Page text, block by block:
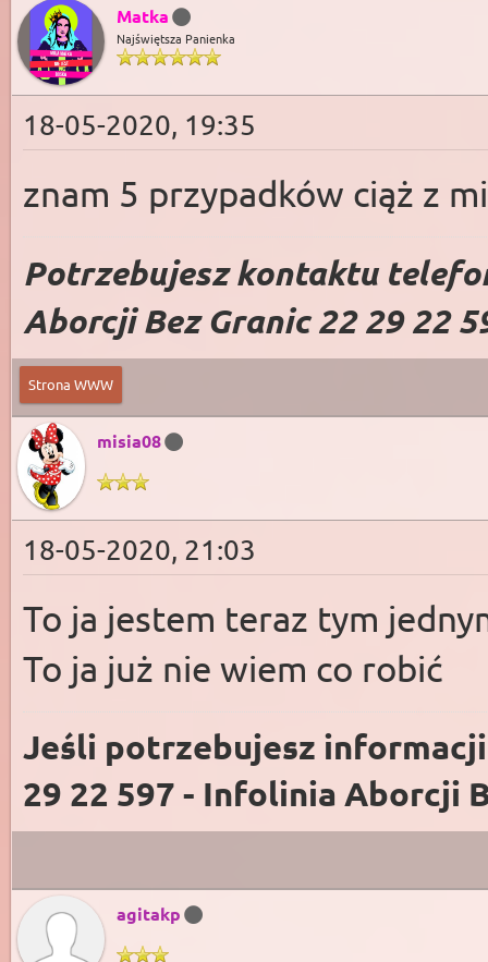
Matka
Najświętsza Panienka
18-05-2020, 19:35
znam 5 przypadków ciąż z
Potrzebujesz kontaktu
Aborcji Bez Granic 22 29 22
Strona WWW
misia08
18-05-2020, 21:03
To ja jestem teraz tym
To ja już nie wiem co robić
Jeśli potrzebujesz
29 22 597 - Infolinia Aborcji
agitakp